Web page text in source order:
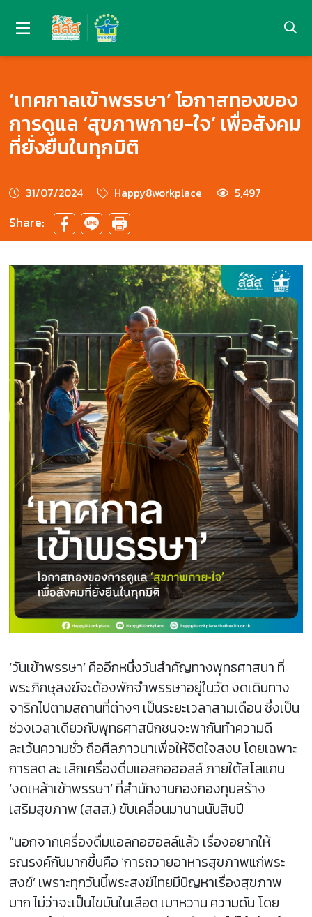
‘เทศกาลเข้าพรรษา’ โอกาสทองของ
การดูแล ‘สุขภาพกาย-ใจ’ เพื่อสังคม
ที่ยั่งยืนในทุกมิติ
31/07/2024 Happy8workplace 5,497
Share:
‘วันเข้าพรรษา’ คืออีกหนึ่งวันสำคัญทางพุทธศาสนา ที่
พระภิกษุสงฆ์จะต้องพักจำพรรษาอยู่ในวัด งดเดินทาง
จาริกไปตามสถานที่ต่างๆ เป็นระยะเวลาสามเดือน ซึ่งเป็น
ช่วงเวลาเดียวกับพุทธศาสนิกชนจะพากันทำความดี
ละเว้นความชั่ว ถือศีลภาวนาเพื่อให้จิตใจสงบ โดยเฉพาะ
การลด ละ เลิกเครื่องดื่มแอลกอฮอลล์ ภายใต้สโลแกน
‘งดเหล้าเข้าพรรษา’ ที่สำนักงานกองกองทุนสร้าง
เสริมสุขภาพ (สสส.) ขับเคลื่อนมานานนับสิบปี
“นอกจากเครื่องดื่มแอลกอฮอลล์แล้ว เรื่องอยากให้
รณรงค์กันมากขึ้นคือ ‘การถวายอาหารสุขภาพแก่พระ
สงฆ์’ เพราะทุกวันนี้พระสงฆ์ไทยมีปัญหาเรื่องสุขภาพ
มาก ไม่ว่าจะเป็นไขมันในเลือด เบาหวาน ความดัน โดย